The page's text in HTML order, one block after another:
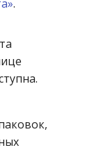
.